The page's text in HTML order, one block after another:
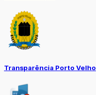
Transparência Porto Velho